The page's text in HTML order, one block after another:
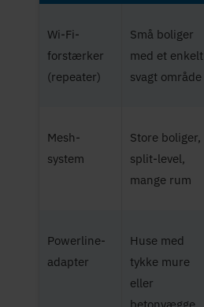
Wi-Fi-
forstærker
(repeater)
Små boliger
med et enkelt
svagt område
Mesh-
system
Store boliger,
split-level,
mange rum
Powerline-
adapter
Huse med
tykke mure
eller